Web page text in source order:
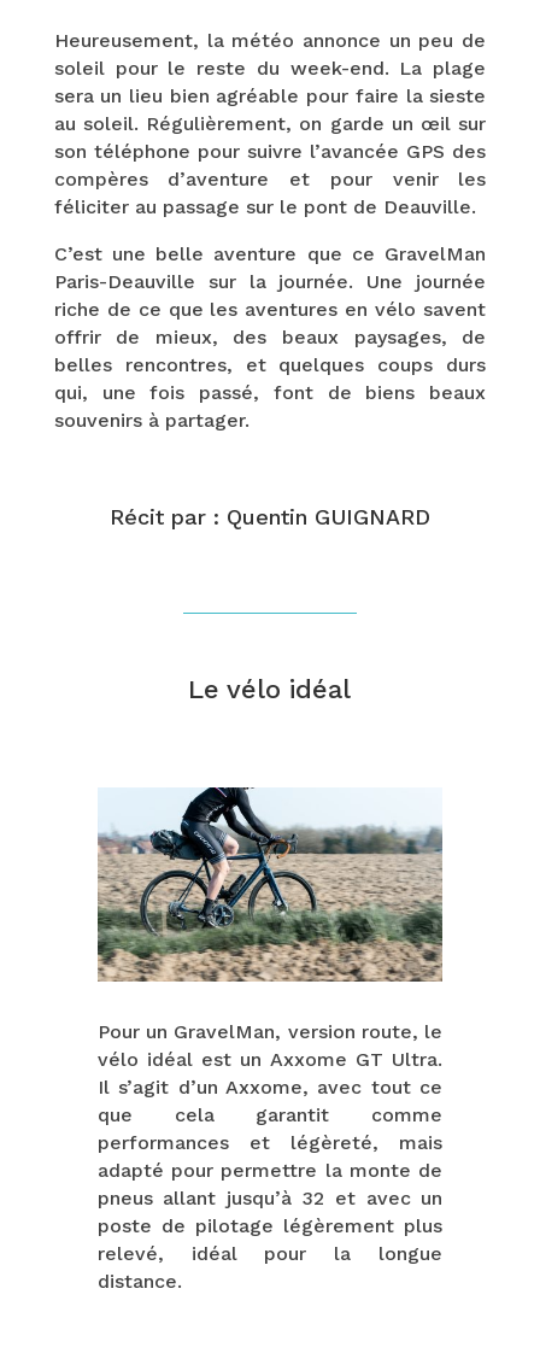
Heureusement, la météo annonce un peu de
soleil pour le reste du week-end. La plage
sera un lieu bien agréable pour faire la sieste
au soleil. Régulièrement, on garde un œil sur
son téléphone pour suivre l’avancée GPS des
compères d’aventure et pour venir les
féliciter au passage sur le pont de Deauville.
C’est une belle aventure que ce GravelMan
Paris-Deauville sur la journée. Une journée
riche de ce que les aventures en vélo savent
offrir de mieux, des beaux paysages, de
belles rencontres, et quelques coups durs
qui, une fois passé, font de biens beaux
souvenirs à partager.
Récit par : Quentin GUIGNARD
Le vélo idéal
Pour un GravelMan, version route, le
vélo idéal est un Axxome GT Ultra.
Il s’agit d’un Axxome, avec tout ce
que cela garantit comme
performances et légèreté, mais
adapté pour permettre la monte de
pneus allant jusqu’à 32 et avec un
poste de pilotage légèrement plus
relevé, idéal pour la longue
distance.